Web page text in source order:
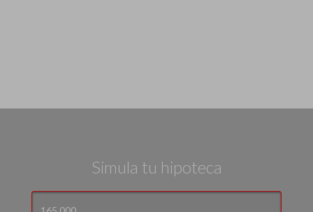
Simula tu hipoteca